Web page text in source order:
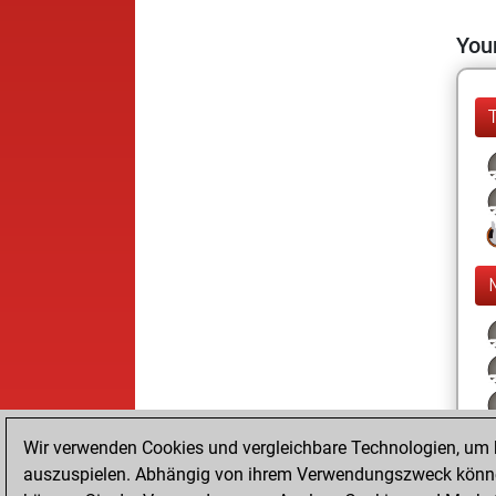
Wir verwenden Cookies und vergleichbare Technologien,
auszuspielen. Abhängig von ihrem Verwendungszweck